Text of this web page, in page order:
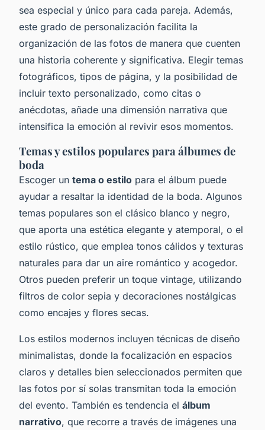
sea especial y único para cada pareja. Además,
este grado de personalización facilita la
organización de las fotos de manera que cuenten
una historia coherente y significativa. Elegir temas
fotográficos, tipos de página, y la posibilidad de
incluir texto personalizado, como citas o
anécdotas, añade una dimensión narrativa que
intensifica la emoción al revivir esos momentos.
Temas y estilos populares para álbumes de
boda
Escoger un tema o estilo para el álbum puede
ayudar a resaltar la identidad de la boda. Algunos
temas populares son el clásico blanco y negro,
que aporta una estética elegante y atemporal, o el
estilo rústico, que emplea tonos cálidos y texturas
naturales para dar un aire romántico y acogedor.
Otros pueden preferir un toque vintage, utilizando
filtros de color sepia y decoraciones nostálgicas
como encajes y flores secas.
Los estilos modernos incluyen técnicas de diseño
minimalistas, donde la focalización en espacios
claros y detalles bien seleccionados permiten que
las fotos por sí solas transmitan toda la emoción
del evento. También es tendencia el álbum
narrativo, que recorre a través de imágenes una